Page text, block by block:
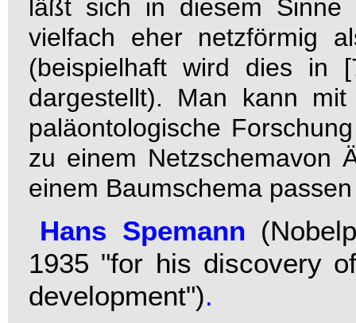
läßt sich in diesem Sinne
vielfach eher netzförmig
(beispielhaft wird dies in
dargestellt). Man kann
paläontologische
zu einem Netzschemavon
einem Baumschema
Hans Spemann (
1935 "for his discovery
development").